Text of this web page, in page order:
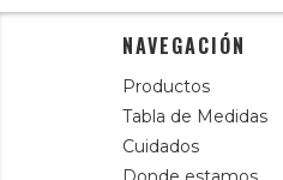
NAVEGACIÓN
Productos
Tabla de Medidas
Cuidados